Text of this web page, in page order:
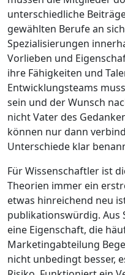
unterschiedliche
gewählten Berufe an
Spezialisierungen
Vorlieben und
ihre Fähigkeiten und
Entwicklungsteams
sein und der Wunsch
nicht Vater des
können nur dann
Unterschiede klar
Für Wissenschaftler ist
Theorien immer ein
etwas hinreichend neu
publikationswürdig. Aus
eine Eigenschaft, die
Marketingabteilung
nicht unbedingt besser,